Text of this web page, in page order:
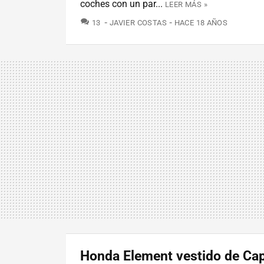
coches con un par... LEER MÁS »
13 COMENTARIOS
JAVIER COSTAS HACE 18 AÑOS
Honda Element vestido de